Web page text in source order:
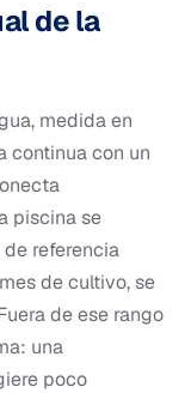
de la
medida en
continua con un
piscina se
referencia
de cultivo, se
de ese rango
una
poco